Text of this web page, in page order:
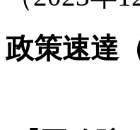
政策速達